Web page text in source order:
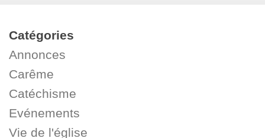
Catégories
Annonces
Carême
Catéchisme
Evénements
Vie de l'église